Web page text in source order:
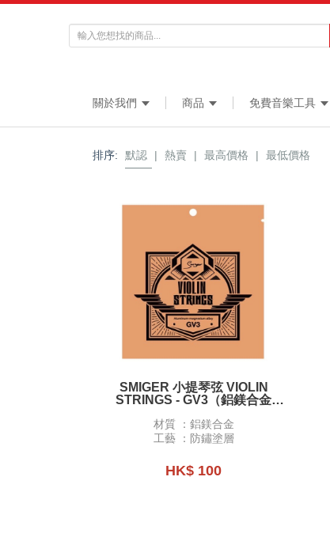
關於我們 商品 免費音樂工具
排序: 默認 | 熱賣 | 最高價格 | 最低價格
SMIGER 小提琴弦 VIOLIN
STRINGS - GV3（鋁鎂合金
ALLOY）
材質 ：鋁鎂合金
⼯藝 ：防鏽塗層
HK$ 100